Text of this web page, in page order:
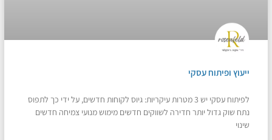
ייעוץ ופיתוח עסקי
לפיתוח עסקי יש 3 מטרות עיקריות: גיוס לקוחות חדשים, על ידי כך לתפוס
נתח שוק גדול יותר חדירה לשווקים חדשים מימוש מנועי צמיחה חדשים
שינוי